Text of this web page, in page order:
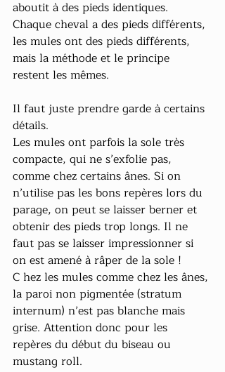
aboutit à des pieds identiques.
Chaque cheval a des pieds différents,
les mules ont des pieds différents,
mais la méthode et le principe
restent les mêmes.
Il faut juste prendre garde à certains
détails.
Les mules ont parfois la sole très
compacte, qui ne s’exfolie pas,
comme chez certains ânes. Si on
n’utilise pas les bons repères lors du
parage, on peut se laisser berner et
obtenir des pieds trop longs. Il ne
faut pas se laisser impressionner si
on est amené à râper de la sole !
C hez les mules comme chez les ânes,
la paroi non pigmentée (stratum
internum) n’est pas blanche mais
grise. Attention donc pour les
repères du début du biseau ou
mustang roll.